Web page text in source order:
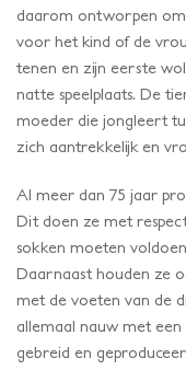
daarom ontworpen
voor het kind of de
tenen en zijn eerste
natte speelplaats. De
moeder die jongleert
zich aantrekkelijk en
Al meer dan 75 jaar
Dit doen ze met
sokken moeten
Daarnaast houden ze
met de voeten van de
allemaal nauw met een
gebreid en